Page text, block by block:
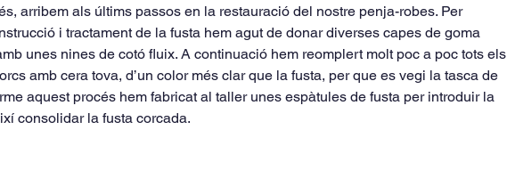
arribem als últims passos en la restauració del nostre penja-robes. Per
i tractament de la fusta hem agut de donar diverses capes de goma
unes nines de cotó fluix. A continuació hem reomplert molt poc a poc tots els
amb cera tova, d’un color més clar que la fusta, per que es vegi la tasca de
aquest procés hem fabricat al taller unes espàtules de fusta per introduir la
consolidar la fusta corcada.